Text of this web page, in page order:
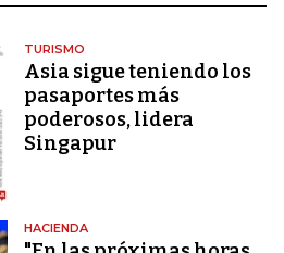
TURISMO
Asia sigue teniendo los
pasaportes más
poderosos, lidera
Singapur
HACIENDA